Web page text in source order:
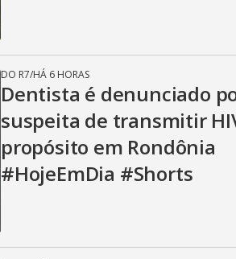
DO R7/HÁ 6 HORAS
Dentista é denunciado
suspeita de transmitir
propósito em Rondônia
#HojeEmDia #Shorts